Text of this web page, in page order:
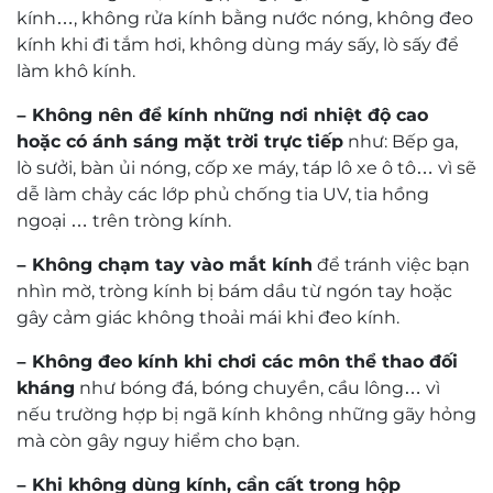
MS-60265 làm tôn lên nét góc cạnh khuôn mặt bạn
sẽ giúp khuôn mặt bạn sáng hơn và tự tin hơn.